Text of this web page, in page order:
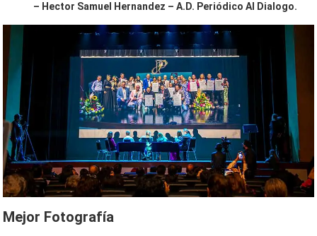
– Hector Samuel Hernandez – A.D. Periódico Al Dialogo.
Mejor Fotografía